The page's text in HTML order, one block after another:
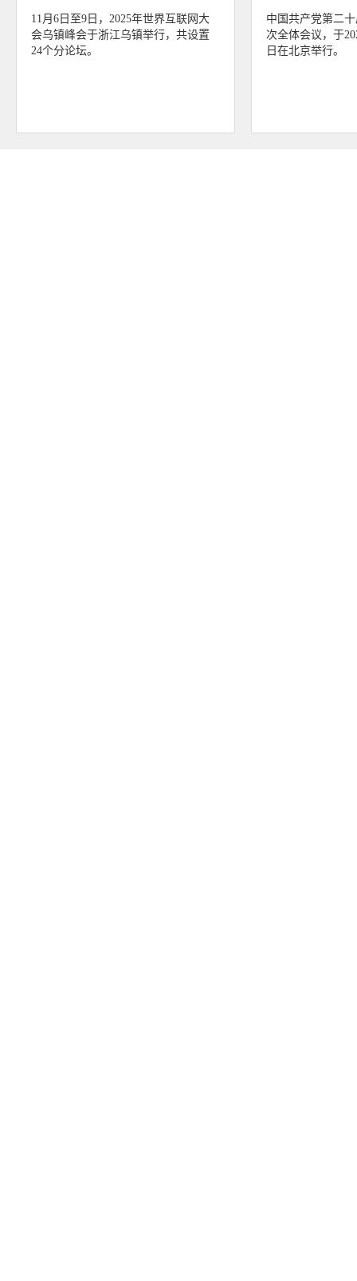
11月6日至9日，2025年世界互联网大
会乌镇峰会于浙江乌镇举行，共设置
24个分论坛。
中国共产党第二
次全体会议，于
日在北京举行。